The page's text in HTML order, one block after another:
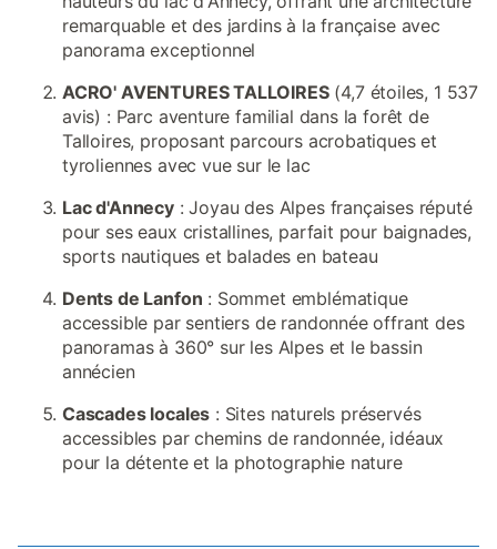
remarquable et des jardins à la française avec
panorama exceptionnel
ACRO' AVENTURES TALLOIRES(4,7 étoiles, 1 537
avis) : Parc aventure familial dans la forêt de
Talloires, proposant parcours acrobatiques et
tyroliennes avec vue sur le lac
Lac d'Annecy: Joyau des Alpes françaises réputé
pour ses eaux cristallines, parfait pour baignades,
sports nautiques et balades en bateau
Dents de Lanfon : Sommet emblématique
accessible par sentiers de randonnée offrant des
panoramas à 360° sur les Alpes et le bassin
annécien
Cascades locales : Sites naturels préservés
accessibles par chemins de randonnée, idéaux
pour la détente et la photographie nature